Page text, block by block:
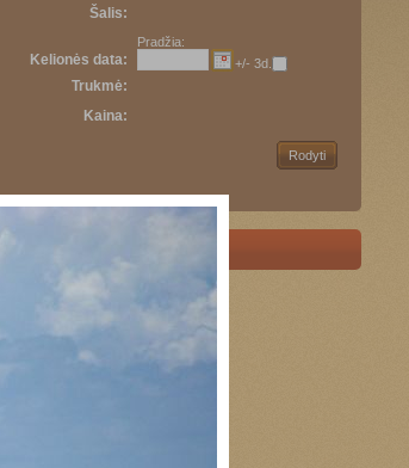
Šalis:
Kelionės data:
Pradžia:
+/- 3d.
Trukmė:
Kaina: